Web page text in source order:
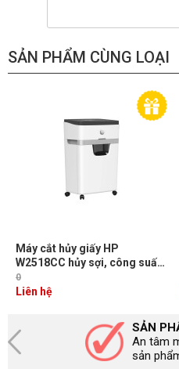
SẢN PHẨM CÙNG LOẠI
Máy cắt hủy giấy HP
W2518CC hủy sợi, công suất
hủy 18 tờ, dung tích 25 lít, độ
ồn 65dB
0
Liên hệ
SẢN
An tâm
sản